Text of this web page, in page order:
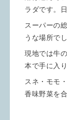
ラダです。
スーパーの
うな場所で
現地では牛
本で手に入
スネ・モモ
香味野菜を